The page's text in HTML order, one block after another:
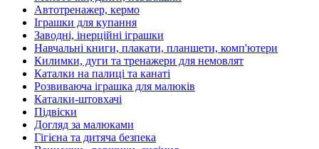
Автотренажер, кермо
Іграшки для купання
Заводні, інерційні іграшки
Навчальні книги, плакати, планшети, комп'ютери
Килимки, дуги та тренажери для немовлят
Каталки на палиці та канаті
Розвиваюча іграшка для малюків
Каталки-штовхачі
Підвіски
Догляд за малюками
Гігієна та дитяча безпека